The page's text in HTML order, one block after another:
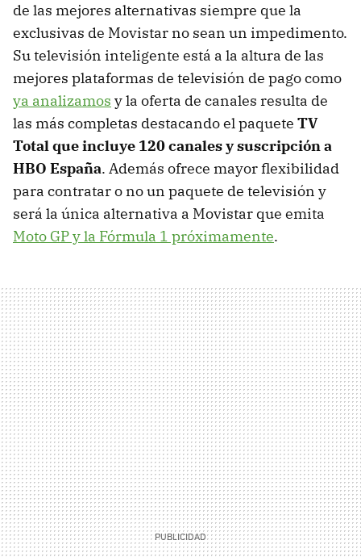
de las mejores alternativas siempre que la
exclusivas de Movistar no sean un impedimento.
Su televisión inteligente está a la altura de las
mejores plataformas de televisión de pago como
ya analizamos y la oferta de canales resulta de
las más completas destacando el paquete TV
Total que incluye 120 canales y suscripción a
HBO España. Además ofrece mayor flexibilidad
para contratar o no un paquete de televisión y
será la única alternativa a Movistar que emita
Moto GP y la Fórmula 1 próximamente.